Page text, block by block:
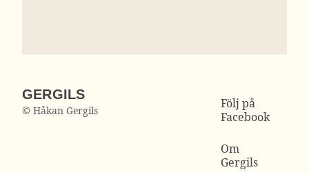
GERGILS
© Håkan Gergils
Följ på
Facebook
Om
Gergils